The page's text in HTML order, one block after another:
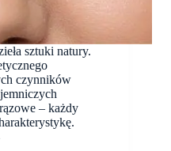
sztuki natury.
czynników
– każdy